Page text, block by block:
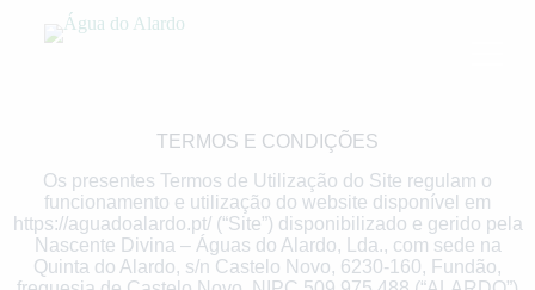
o
c
n
TERMOS E CONDIÇÕES
Os presentes Termos de Utilização do Site regulam o
funcionamento e utilização do website disponível em
https://aguadoalardo.pt/ (“Site”) disponibilizado e gerido pela
Nascente Divina – Águas do Alardo, Lda., com sede na
Quinta do Alardo, s/n Castelo Novo, 6230-160, Fundão,